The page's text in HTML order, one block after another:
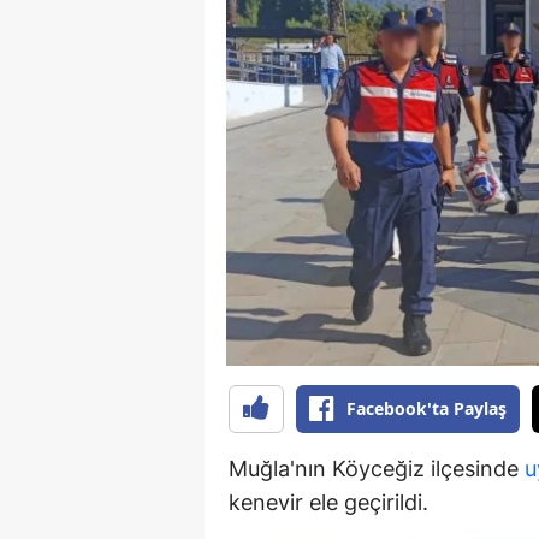
Facebook'ta Paylaş
Muğla'nın Köyceğiz ilçesinde
kenevir ele geçirildi.